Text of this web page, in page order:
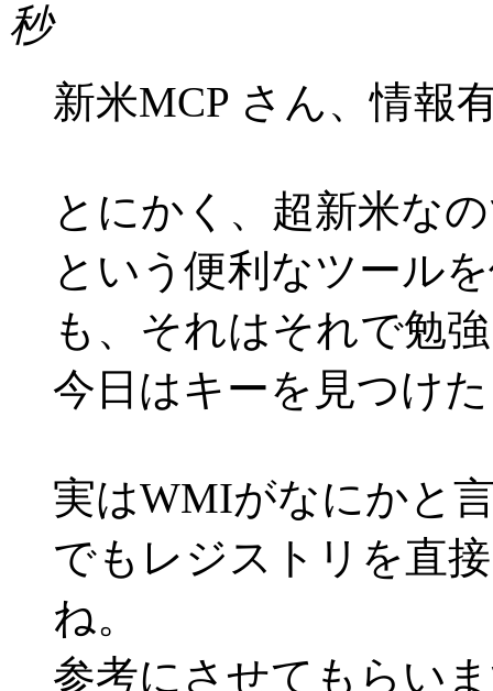
秒
新米MCP さん、情報
とにかく、超新米な
という便利なツール
も、それはそれで勉
今日はキーを見つけ
実はWMIがなにかと
でもレジストリを直
ね。
参考にさせてもらい